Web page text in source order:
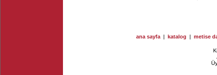
ana sayfa | katalog | metise